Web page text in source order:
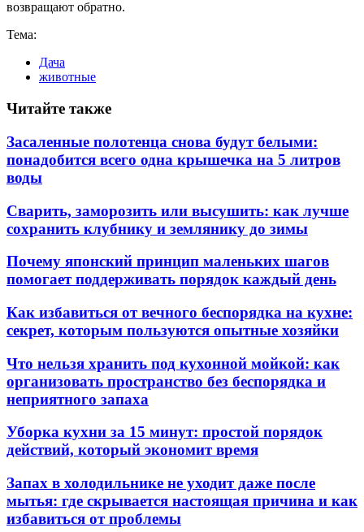
возвращают обратно.
Тема:
Дача
животные
Читайте также
Засаленные полотенца снова будут белыми:
понадобится всего одна крышечка на 5 литров
воды
Сварить, заморозить или высушить: как лучше
сохранить клубнику и землянику до зимы
Почему японский принцип маленьких шагов
помогает поддерживать порядок каждый день
Как избавиться от вечного беспорядка на кухне:
секрет, которым пользуются опытные хозяйки
Что нельзя хранить под кухонной мойкой: как
организовать пространство без беспорядка и
неприятного запаха
Уборка кухни за 15 минут: простой порядок
действий, который экономит время
Запах в холодильнике не уходит даже после
мытья: где скрывается настоящая причина и как
избавиться от проблемы